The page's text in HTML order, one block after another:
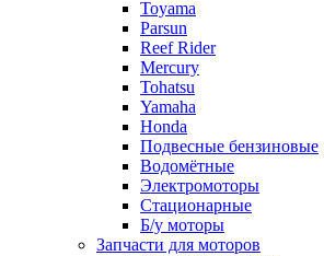
Toyama
Parsun
Reef Rider
Mercury
Tohatsu
Yamaha
Honda
Подвесные бензиновые
Водомётные
Электромоторы
Стационарные
Б/у моторы
Запчасти для моторов